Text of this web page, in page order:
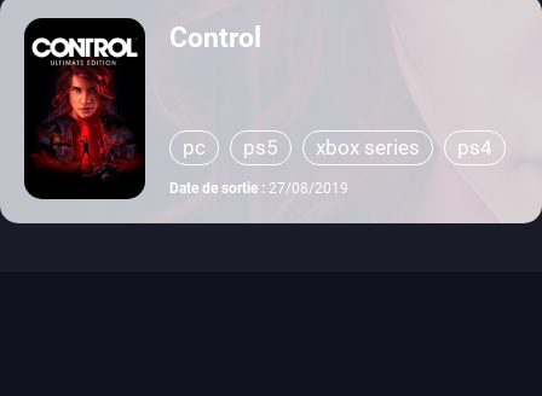
Control
pc ps5 xbox series
ps4
xbox one
Date de sortie : 27/08/2019